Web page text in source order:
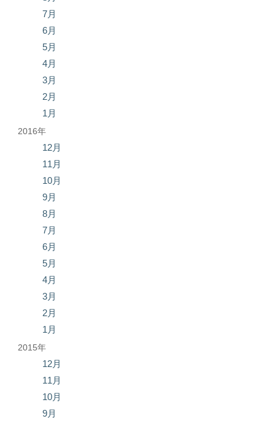
7月
6月
5月
4月
3月
2月
1月
2016年
12月
11月
10月
9月
8月
7月
6月
5月
4月
3月
2月
1月
2015年
12月
11月
10月
9月